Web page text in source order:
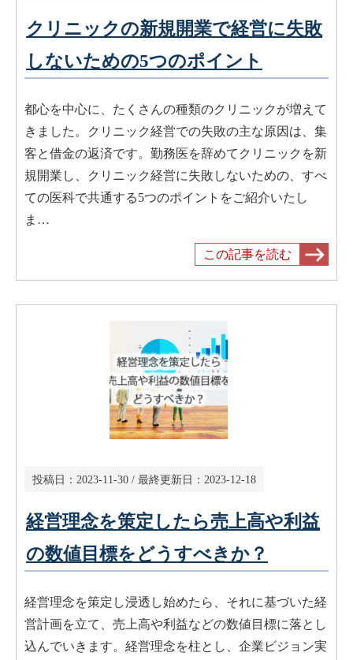
クリニックの新規開業で経営に失敗
しないための5つのポイント
都心を中心に、たくさんの種類のクリニックが増えて
きました。クリニック経営での失敗の主な原因は、集
客と借金の返済です。勤務医を辞めてクリニックを新
規開業し、クリニック経営に失敗しないための、すべ
ての医科で共通する5つのポイントをご紹介いたし
ま…
この記事を読む
投稿日： 2023-11-30 / 最終更新日： 2023-12-18
経営理念を策定したら売上高や利益
の数値目標をどうすべきか？
経営理念を策定し浸透し始めたら、それに基づいた経
営計画を立て、売上高や利益などの数値目標に落とし
込んでいきます。経営理念を柱とし、企業ビジョン実